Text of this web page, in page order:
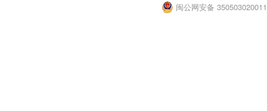
闽公网安备